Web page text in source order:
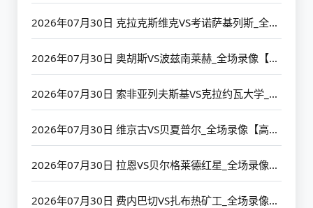
2026年07月30日 克拉克斯维克VS考诺萨基列斯_全场录像【高清回放】
2026年07月30日 奥胡斯VS波兹南莱赫_全场录像【高清回放】
2026年07月30日 索非亚列夫斯基VS克拉约瓦大学_全场录像【高清回放】
2026年07月30日 维京古VS贝夏普尔_全场录像【高清回放】
2026年07月30日 拉恩VS贝尔格莱德红星_全场录像【高清回放】
2026年07月30日 费内巴切VS扎布热矿工_全场录像【高清回放】